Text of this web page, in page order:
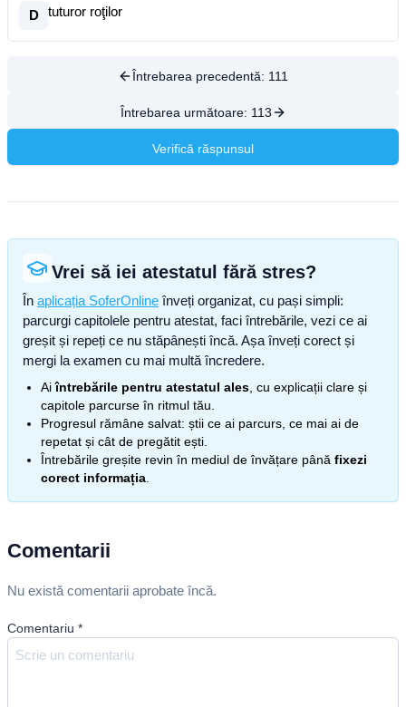
D tuturor roţilor
Întrebarea precedentă: 111
Întrebarea următoare: 113
Verifică răspunsul
Vrei să iei atestatul fără stres?
În aplicația SoferOnline înveți organizat, cu pași simpli:
parcurgi capitolele pentru atestat, faci întrebările, vezi ce ai
greșit și repeți ce nu stăpânești încă. Așa înveți corect și
mergi la examen cu mai multă încredere.
Aiîntrebările pentru atestatul ales , cu explicații clare și
capitole parcurse în ritmul tău.
Progresul rămâne salvat: știi ce ai parcurs, ce mai ai de
repetat și cât de pregătit ești.
Întrebările greșite revin în mediul de învățare până fixezi
corect informația
Comentarii
Nu există comentarii aprobate încă.
Comentariu *